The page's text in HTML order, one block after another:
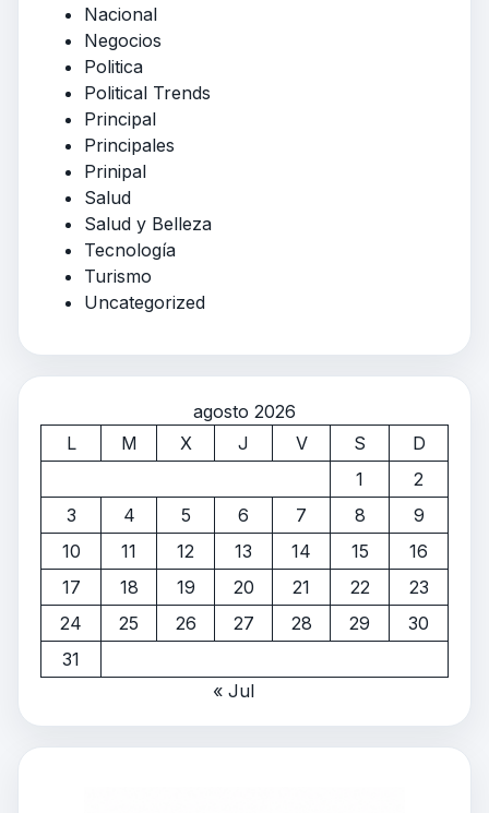
Nacional
Negocios
Politica
Political Trends
Principal
Principales
Prinipal
Salud
Salud y Belleza
Tecnología
Turismo
Uncategorized
agosto 2026
L
M X J V S
D
1
2
3
4 5 6 7 8
9
10
11 12 13 14 15
16
17
18 19 20 21 22
23
24
25 26 27 28 29
30
31
« Jul